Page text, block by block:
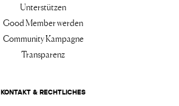
Unterstützen
Good Member werden
Community Kampagne
Transparenz
KONTAKT & RECHTLICHES